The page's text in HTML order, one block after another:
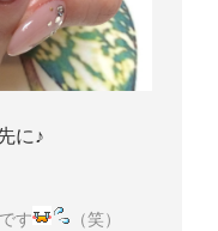
に♪
す （笑）